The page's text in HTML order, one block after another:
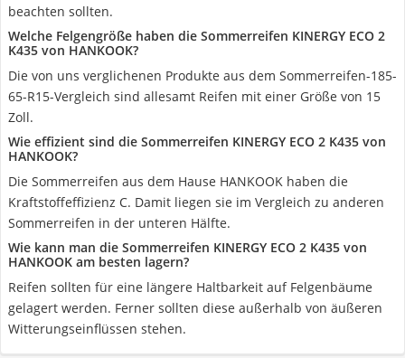
beachten sollten.
Welche Felgengröße haben die Sommerreifen KINERGY ECO 2
K435 von HANKOOK?
Die von uns verglichenen Produkte aus dem Sommerreifen-185-
65-R15-Vergleich sind allesamt Reifen mit einer Größe von 15
Zoll.
Wie effizient sind die Sommerreifen KINERGY ECO 2 K435 von
HANKOOK?
Die Sommerreifen aus dem Hause HANKOOK haben die
Kraftstoffeffizienz C. Damit liegen sie im Vergleich zu anderen
Sommerreifen in der unteren Hälfte.
Wie kann man die Sommerreifen KINERGY ECO 2 K435 von
HANKOOK am besten lagern?
Reifen sollten für eine längere Haltbarkeit auf Felgenbäume
gelagert werden. Ferner sollten diese außerhalb von äußeren
Witterungseinflüssen stehen.